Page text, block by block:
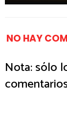
NO HAY
Nota: sólo